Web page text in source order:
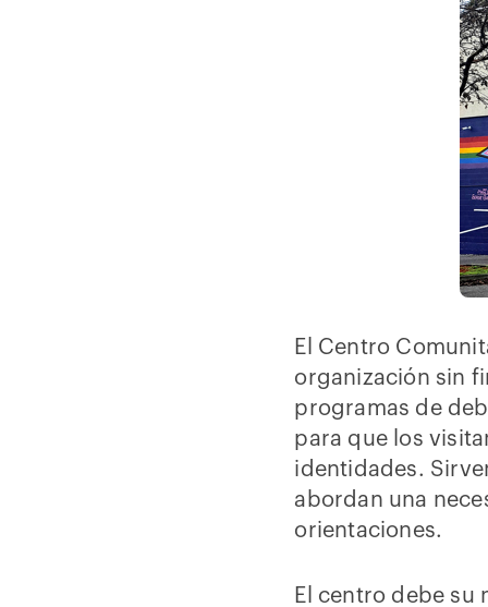
El Centro
organización sin
programas de
para que los
identidades.
abordan una
orientaciones.
El centro debe su